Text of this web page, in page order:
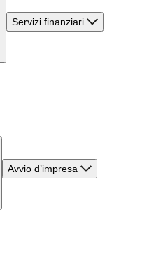
Servizi finanziari
Avvio d’impresa